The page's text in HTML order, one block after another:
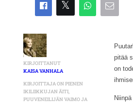
KIRJOITTANUT
KAISA VANHALA
KIRJOITTAJA ON PIENEN
IKILIIKKUJAN ÄITI,
PUUVENEILIJÄN VAIMO JA
pitää
on